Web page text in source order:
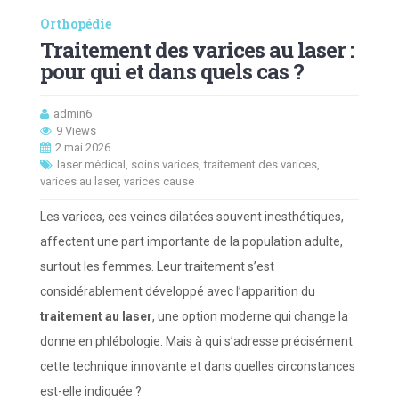
Orthopédie
Traitement des varices au laser :
pour qui et dans quels cas ?
admin6
9 Views
2 mai 2026
laser médical , soins varices,traitement des varices,
varices au laser, varices cause
Les varices, ces veines dilatées souvent inesthétiques,
affectent une part importante de la population adulte,
surtout les femmes. Leur traitement s’est
considérablement développé avec l’apparition du
traitement au laser, une option moderne qui change la
donne en phlébologie. Mais à qui s’adresse précisément
cette technique innovante et dans quelles circonstances
est-elle indiquée ?